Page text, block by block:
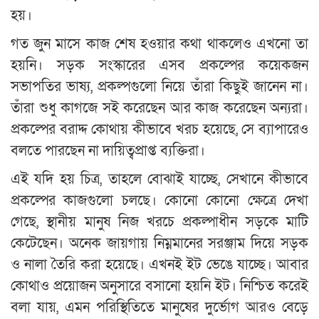
হয়।
গত জুন মাসে কাজ শেষ হওয়ার কথা থাকলেও এখনো তা
হয়নি। সড়ক সংস্কারের এসব প্রকল্পের কয়েকজন
সভাপতির ভাষ্য, প্রকল্পগুলো নিয়ে তাঁরা কিছুই জানেন না।
তাঁরা শুধু কাগজে সই করেছেন আর কাজ করেছেন অন্যরা।
প্রকল্পের বরাদ্দ কোথায় কীভাবে খরচ হয়েছে, সে ব্যাপারেও
বলতে পারছেন না দায়িত্বপ্রাপ্ত ব্যক্তিরা।
এই যদি হয় চিত্র, তাহলে বোঝাই যাচ্ছে, সেখানে কীভাবে
প্রকল্পের কাজগুলো চলছে। কোনো কোনো ক্ষেত্রে দেখা
গেছে, স্থানীয় মানুষ নিজ খরচে প্রকল্পাধীন সড়কে মাটি
কেটেছেন। অনেক জায়গায় নিম্নমানের সরঞ্জাম দিয়ে সড়ক
ও নালা তৈরি করা হয়েছে। এখনই ইট ভেঙে যাচ্ছে। আবার
কোথাও প্রয়োজন অনুসারে বসানো হয়নি ইট। নিশ্চিত করেই
বলা যায়, এমন পরিস্থিতিতে মানুষের দুর্ভোগ আরও বেড়ে